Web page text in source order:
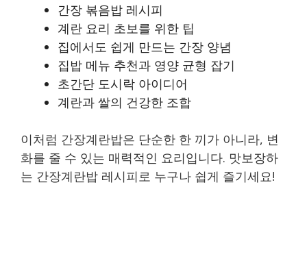
간장 볶음밥 레시피
계란 요리 초보를 위한 팁
집에서도 쉽게 만드는 간장 양념
집밥 메뉴 추천과 영양 균형 잡기
초간단 도시락 아이디어
계란과 쌀의 건강한 조합
이처럼 간장계란밥은 단순한 한 끼가 아니라, 변
화를 줄 수 있는 매력적인 요리입니다. 맛보장하
는 간장계란밥 레시피로 누구나 쉽게 즐기세요!